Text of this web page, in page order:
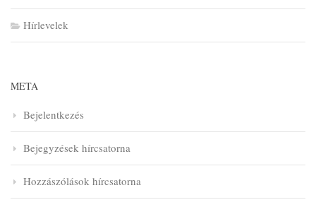
Hírlevelek
META
Bejelentkezés
Bejegyzések hírcsatorna
Hozzászólások hírcsatorna